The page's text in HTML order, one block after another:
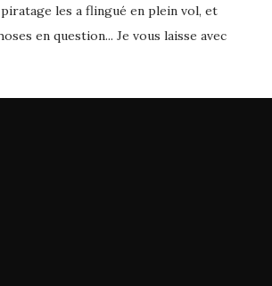
les a flingué en plein vol, et
en question... Je vous laisse avec